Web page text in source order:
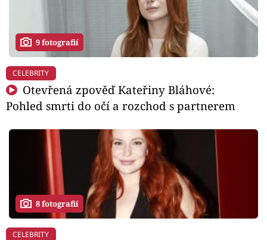
9 fotografií
CELEBRITY
Otevřená zpověď Kateřiny Bláhové:
Pohled smrti do očí a rozchod s partnerem
8 fotografií
CELEBRITY